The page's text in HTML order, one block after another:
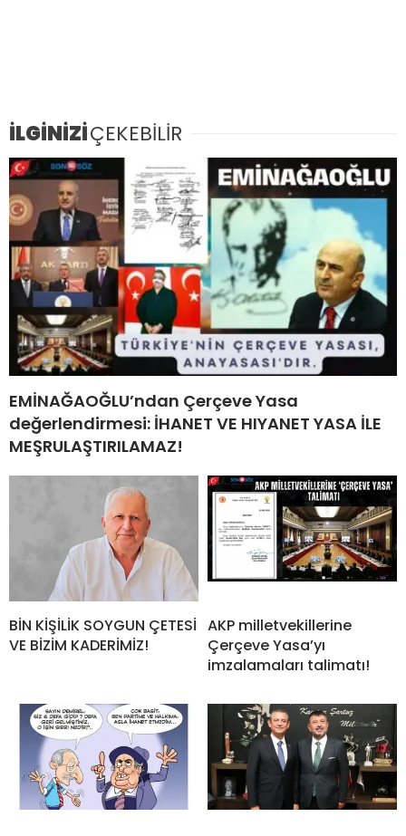
İLGİNİZİÇEKEBİLİR
EMİNAĞAOĞLU’ndan Çerçeve Yasa
değerlendirmesi: İHANET VE HIYANET YASA İLE
MEŞRULAŞTIRILAMAZ!
BİN KİŞİLİK SOYGUN ÇETESİ
VE BİZİM KADERİMİZ!
AKP milletvekillerine
Çerçeve Yasa’yı
imzalamaları talimatı!